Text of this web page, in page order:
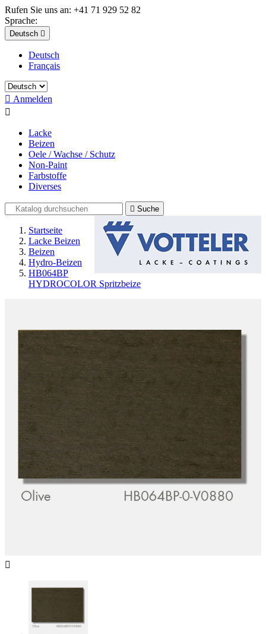
Rufen Sie uns an: +41 71 929 52 82
Sprache:
Deutsch 
Deutsch
Français
 Anmelden

Lacke
Beizen
Oele / Wachse / Schutz
Non-Paint
Farbstoffe
Diverses
 Suche
Startseite
Lacke Beizen
Beizen
Hydro-Beizen
HB064BP
HYDROCOLOR Spritzbeize
